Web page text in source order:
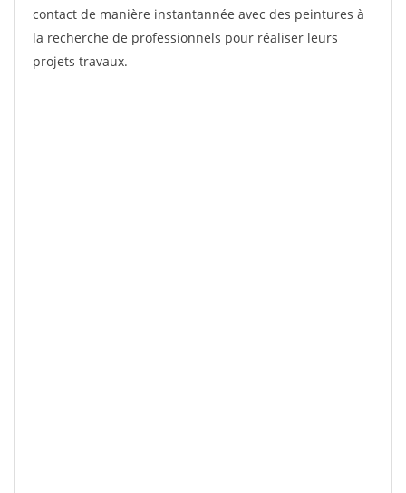
contact de manière instantannée avec des peintures à
la recherche de professionnels pour réaliser leurs
projets travaux.